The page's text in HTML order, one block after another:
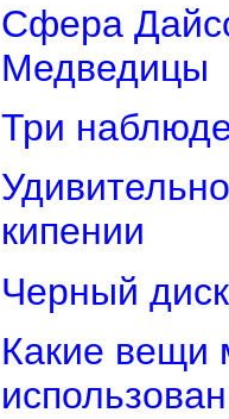
Сфера
Медведицы
Три
кипении
Черный
Какие вещи